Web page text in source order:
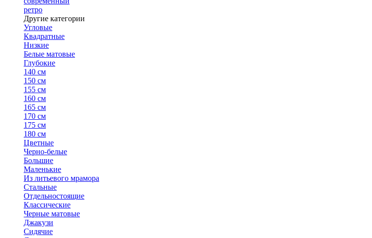
ретро
Другие категории
Угловые
Квадратные
Низкие
Белые матовые
Глубокие
140 см
150 см
155 см
160 см
165 см
170 см
175 см
180 см
Цветные
Черно-белые
Большие
Маленькие
Из литьевого мрамора
Стальные
Отдельностоящие
Классические
Черные матовые
Джакузи
Сидячие